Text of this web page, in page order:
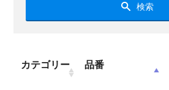
検索
カテゴリー 品番